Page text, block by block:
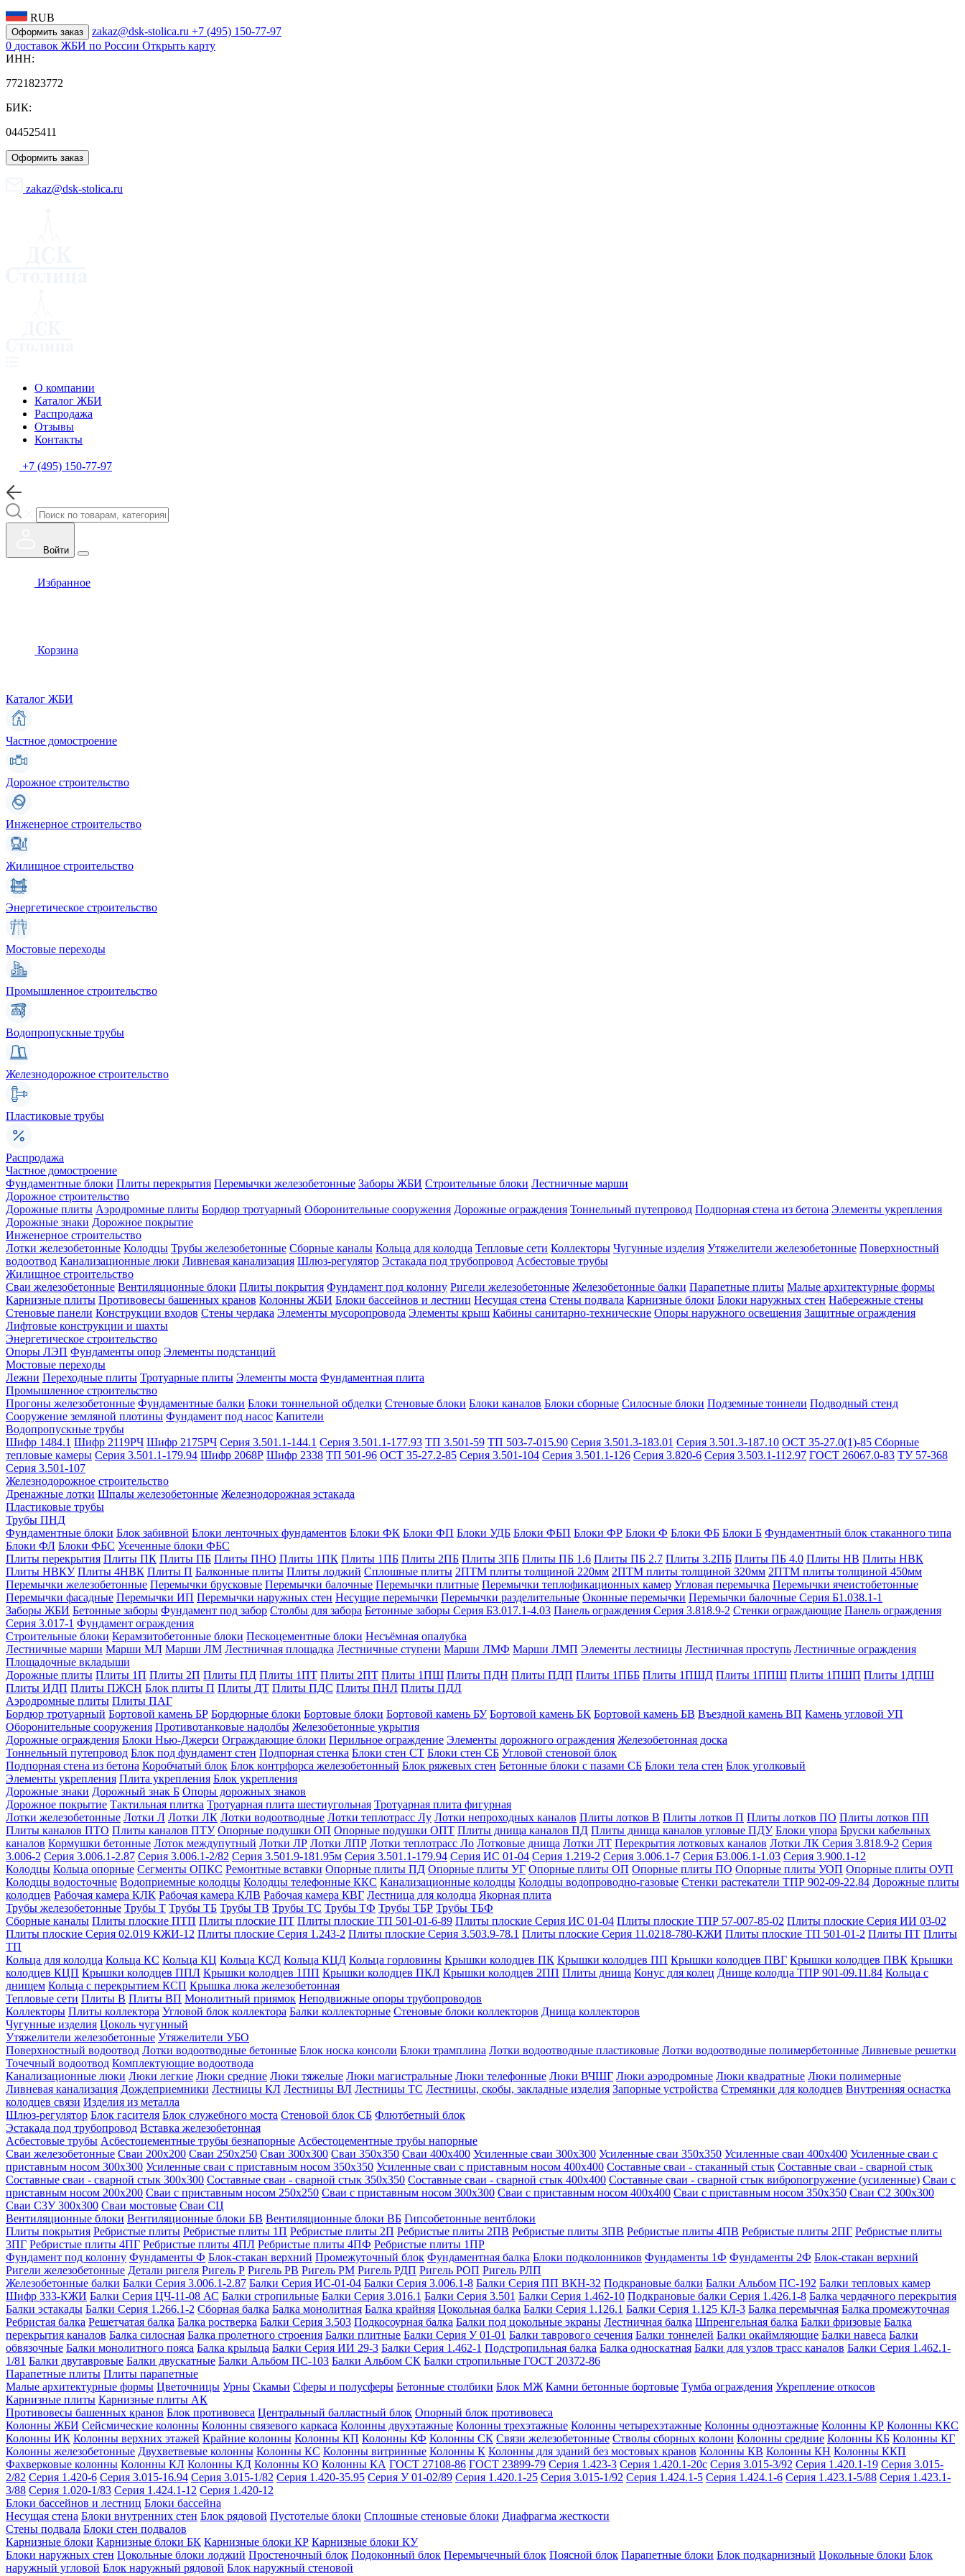
RUB
Оформить заказ zakaz@dsk-stolica.ru +7 (495) 150-77-97
0 доставок ЖБИ по России Открыть карту
ИНН:
7721823772
БИК:
044525411
Оформить заказ
zakaz@dsk-stolica.ru
О компании
Каталог ЖБИ
Распродажа
Отзывы
Контакты
+7 (495) 150-77-97
Войти
Избранное
Корзина
Каталог ЖБИ
Частное домостроение
Дорожное строительство
Инженерное строительство
Жилищное строительство
Энергетическое строительство
Мостовые переходы
Промышленное строительство
Водопропускные трубы
Железнодорожное строительство
Пластиковые трубы
Распродажа
Частное домостроение
Фундаментные блоки Плиты перекрытия Перемычки железобетонные Заборы ЖБИ Строительные блоки Лестничные марши
Дорожное строительство
Дорожные плиты Аэродромные плиты Бордюр тротуарный Оборонительные сооружения Дорожные ограждения Тоннельный путепровод Подпорная стена из бетона Элементы укрепления
Дорожные знаки Дорожное покрытие
Инженерное строительство
Лотки железобетонные Колодцы Трубы железобетонные Сборные каналы Кольца для колодца Тепловые сети Коллекторы Чугунные изделия Утяжелители железобетонные Поверхностный
водоотвод Канализационные люки Ливневая канализация Шлюз-регулятор Эстакада под трубопровод Асбестовые трубы
Жилищное строительство
Сваи железобетонные Вентиляционные блоки Плиты покрытия Фундамент под колонну Ригели железобетонные Железобетонные балки Парапетные плиты Малые архитектурные формы
Карнизные плиты Противовесы башенных кранов Колонны ЖБИ Блоки бассейнов и лестниц Несущая стена Стены подвала Карнизные блоки Блоки наружных стен Набережные стены
Стеновые панели Конструкции входов Стены чердака Элементы мусоропровода Элементы крыш Кабины санитарно-технические Опоры наружного освещения Защитные ограждения
Лифтовые конструкции и шахты
Энергетическое строительство
Опоры ЛЭП Фундаменты опор Элементы подстанций
Мостовые переходы
Лежни Переходные плиты Тротуарные плиты Элементы моста Фундаментная плита
Промышленное строительство
Прогоны железобетонные Фундаментные балки Блоки тоннельной обделки Стеновые блоки Блоки каналов Блоки сборные Силосные блоки Подземные тоннели Подводный стенд
Сооружение земляной плотины Фундамент под насос Капители
Водопропускные трубы
Шифр 1484.1 Шифр 2119РЧ Шифр 2175РЧ Серия 3.501.1-144.1 Серия 3.501.1-177.93 ТП 3.501-59 ТП 503-7-015.90 Серия 3.501.3-183.01 Серия 3.501.3-187.10 ОСТ 35-27.0(1)-85 Сборные
тепловые камеры Серия 3.501.1-179.94 Шифр 2068Р Шифр 2338 ТП 501-96 ОСТ 35-27.2-85 Серия 3.501-104 Серия 3.501.1-126 Серия 3.820-6 Серия 3.503.1-112.97 ГОСТ 26067.0-83 ТУ 57-368
Серия 3.501-107
Железнодорожное строительство
Дренажные лотки Шпалы железобетонные Железнодорожная эстакада
Пластиковые трубы
Трубы ПНД
Фундаментные блоки Блок забивной Блоки ленточных фундаментов Блоки ФК Блоки ФП Блоки УДБ Блоки ФБП Блоки ФР Блоки Ф Блоки ФБ Блоки Б Фундаментный блок стаканного типа
Блоки ФЛ Блоки ФБС Усеченные блоки ФБС
Плиты перекрытия Плиты ПК Плиты ПБ Плиты ПНО Плиты 1ПК Плиты 1ПБ Плиты 2ПБ Плиты 3ПБ Плиты ПБ 1.6 Плиты ПБ 2.7 Плиты 3.2ПБ Плиты ПБ 4.0 Плиты НВ Плиты НВК
Плиты НВКУ Плиты 4НВК Плиты П Балконные плиты Плиты лоджий Сплошные плиты 2ПТМ плиты толщиной 220мм 2ПТМ плиты толщиной 320мм 2ПТМ плиты толщиной 450мм
Перемычки железобетонные Перемычки брусковые Перемычки балочные Перемычки плитные Перемычки теплофикационных камер Угловая перемычка Перемычки ячеистобетонные
Перемычки фасадные Перемычки ИП Перемычки наружных стен Несущие перемычки Перемычки разделительные Оконные перемычки Перемычки балочные Серия Б1.038.1-1
Заборы ЖБИ Бетонные заборы Фундамент под забор Столбы для забора Бетонные заборы Серия Б3.017.1-4.03 Панель ограждения Серия 3.818.9-2 Стенки ограждающие Панель ограждения
Серия 3.017-1 Фундамент ограждения
Строительные блоки Керамзитобетонные блоки Пескоцементные блоки Несъёмная опалубка
Лестничные марши Марши МЛ Марши ЛМ Лестничная площадка Лестничные ступени Марши ЛМФ Марши ЛМП Элементы лестницы Лестничная проступь Лестничные ограждения
Площадочные вкладыши
Дорожные плиты Плиты 1П Плиты 2П Плиты ПД Плиты 1ПТ Плиты 2ПТ Плиты 1ПШ Плиты ПДН Плиты ПДП Плиты 1ПББ Плиты 1ПШД Плиты 1ППШ Плиты 1ПШП Плиты 1ДПШ
Плиты ИДП Плиты ПЖСН Блок плиты П Плиты ДТ Плиты ПДС Плиты ПНЛ Плиты ПДЛ
Аэродромные плиты Плиты ПАГ
Бордюр тротуарный Бортовой камень БР Бордюрные блоки Бортовые блоки Бортовой камень БУ Бортовой камень БК Бортовой камень БВ Въездной камень ВП Камень угловой УП
Оборонительные сооружения Противотанковые надолбы Железобетонные укрытия
Дорожные ограждения Блоки Нью-Джерси Ограждающие блоки Перильное ограждение Элементы дорожного ограждения Железобетонная доска
Тоннельный путепровод Блок под фундамент стен Подпорная стенка Блоки стен СТ Блоки стен СБ Угловой стеновой блок
Подпорная стена из бетона Коробчатый блок Блок контрфорса железобетонный Блок ряжевых стен Бетонные блоки с пазами СБ Блоки тела стен Блок уголковый
Элементы укрепления Плита укрепления Блок укрепления
Дорожные знаки Дорожный знак Б Опоры дорожных знаков
Дорожное покрытие Тактильная плитка Тротуарная плита шестиугольная Тротуарная плита фигурная
Лотки железобетонные Лотки Л Лотки ЛК Лотки водоотводные Лотки теплотрасс Лу Лотки непроходных каналов Плиты лотков В Плиты лотков П Плиты лотков ПО Плиты лотков ПП
Плиты каналов ПТО Плиты каналов ПТУ Опорные подушки ОП Опорные подушки ОПТ Плиты днища каналов ПД Плиты днища каналов угловые ПДУ Блоки упора Бруски кабельных
каналов Кормушки бетонные Лоток междупутный Лотки ЛР Лотки ЛПР Лотки теплотрасс Ло Лотковые днища Лотки ЛТ Перекрытия лотковых каналов Лотки ЛК Серия 3.818.9-2 Серия
3.006-2 Серия 3.006.1-2.87 Серия 3.006.1-2/82 Серия 3.501.9-181.95м Серия 3.501.1-179.94 Серия ИС 01-04 Серия 1.219-2 Серия 3.006.1-7 Серия Б3.006.1-1.03 Серия 3.900.1-12
Колодцы Кольца опорные Сегменты ОПКС Ремонтные вставки Опорные плиты ПД Опорные плиты УГ Опорные плиты ОП Опорные плиты ПО Опорные плиты УОП Опорные плиты ОУП
Колодцы водосточные Водоприемные колодцы Колодцы телефонные ККС Канализационные колодцы Колодцы водопроводно-газовые Стенки растекатели ТПР 902-09-22.84 Дорожные плиты
колодцев Рабочая камера КЛК Рабочая камера КЛВ Рабочая камера КВГ Лестница для колодца Якорная плита
Трубы железобетонные Трубы Т Трубы ТБ Трубы ТВ Трубы ТС Трубы ТФ Трубы ТБР Трубы ТБФ
Сборные каналы Плиты плоские ПТП Плиты плоские ПТ Плиты плоские ТП 501-01-6-89 Плиты плоские Серия ИС 01-04 Плиты плоские ТПР 57-007-85-02 Плиты плоские Серия ИИ 03-02
Плиты плоские Серия 02.019 КЖИ-12 Плиты плоские Серия 1.243-2 Плиты плоские Серия 3.503.9-78.1 Плиты плоские Серия 11.0218-780-КЖИ Плиты плоские ТП 501-01-2 Плиты ПТ Плиты
ТП
Кольца для колодца Кольца КС Кольца КЦ Кольца КСД Кольца КЦД Кольца горловины Крышки колодцев ПК Крышки колодцев ПП Крышки колодцев ПВГ Крышки колодцев ПВК Крышки
колодцев КЦП Крышки колодцев ППЛ Крышки колодцев 1ПП Крышки колодцев ПКЛ Крышки колодцев 2ПП Плиты днища Конус для колец Днище колодца ТПР 901-09.11.84 Кольца с
днищем Кольца с перекрытием КСП Крышка люка железобетонная
Тепловые сети Плиты В Плиты ВП Монолитный приямок Неподвижные опоры трубопроводов
Коллекторы Плиты коллектора Угловой блок коллектора Балки коллекторные Стеновые блоки коллекторов Днища коллекторов
Чугунные изделия Цоколь чугунный
Утяжелители железобетонные Утяжелители УБО
Поверхностный водоотвод Лотки водоотводные бетонные Блок носка консоли Блоки трамплина Лотки водоотводные пластиковые Лотки водоотводные полимербетонные Ливневые решетки
Точечный водоотвод Комплектующие водоотвода
Канализационные люки Люки легкие Люки средние Люки тяжелые Люки магистральные Люки телефонные Люки ВЧШГ Люки аэродромные Люки квадратные Люки полимерные
Ливневая канализация Дождеприемники Лестницы КЛ Лестницы ВЛ Лестницы ТС Лестницы, скобы, закладные изделия Запорные устройства Стремянки для колодцев Внутренняя оснастка
колодцев связи Изделия из металла
Шлюз-регулятор Блок гасителя Блок служебного моста Стеновой блок СБ Флютбетный блок
Эстакада под трубопровод Вставка железобетонная
Асбестовые трубы Асбестоцементные трубы безнапорные Асбестоцементные трубы напорные
Сваи железобетонные Сваи 200х200 Сваи 250х250 Сваи 300х300 Сваи 350х350 Сваи 400х400 Усиленные сваи 300х300 Усиленные сваи 350х350 Усиленные сваи 400х400 Усиленные сваи с
приставным носом 300х300 Усиленные сваи с приставным носом 350х350 Усиленные сваи с приставным носом 400х400 Составные сваи - стаканный стык Составные сваи - сварной стык
Составные сваи - сварной стык 300х300 Составные сваи - сварной стык 350х350 Составные сваи - сварной стык 400х400 Составные сваи - сварной стык вибропогружение (усиленные) Сваи с
приставным носом 200х200 Сваи с приставным носом 250х250 Сваи с приставным носом 300х300 Сваи с приставным носом 400х400 Сваи с приставным носом 350х350 Сваи С2 300х300
Сваи С3У 300х300 Сваи мостовые Сваи СЦ
Вентиляционные блоки Вентиляционные блоки БВ Вентиляционные блоки ВБ Гипсобетонные вентблоки
Плиты покрытия Ребристые плиты Ребристые плиты 1П Ребристые плиты 2П Ребристые плиты 2ПВ Ребристые плиты 3ПВ Ребристые плиты 4ПВ Ребристые плиты 2ПГ Ребристые плиты
3ПГ Ребристые плиты 4ПГ Ребристые плиты 4ПЛ Ребристые плиты 4ПФ Ребристые плиты 1ПР
Фундамент под колонну Фундаменты Ф Блок-стакан верхний Промежуточный блок Фундаментная балка Блоки подколонников Фундаменты 1Ф Фундаменты 2Ф Блок-стакан верхний
Ригели железобетонные Детали ригеля Ригель Р Ригель РВ Ригель РМ Ригель РДП Ригель РОП Ригель РЛП
Железобетонные балки Балки Серия 3.006.1-2.87 Балки Серия ИС-01-04 Балки Серия 3.006.1-8 Балки Серия ПП ВКН-32 Подкрановые балки Балки Альбом ПС-192 Балки тепловых камер
Шифр 333-КЖИ Балки Серия ЦЧ-11-08 АС Балки стропильные Балки Серия 3.016.1 Балки Серия 3.501 Балки Серия 1.462-10 Подкрановые балки Серия 1.426.1-8 Балка чердачного перекрытия
Балки эстакады Балки Серия 1.266.1-2 Сборная балка Балка монолитная Балка крайняя Цокольная балка Балки Серия 1.126.1 Балки Серия 1.125 КЛ-3 Балка перемычная Балка промежуточная
Ребристая балка Решетчатая балка Балка ростверка Балки Серия 3.503 Подкосоурная балка Балки под цокольные экраны Лестничная балка Шпренгельная балка Балки фризовые Балка
перекрытия каналов Балка силосная Балка пролетного строения Балки плитные Балки Серия У 01-01 Балки таврового сечения Балки тоннелей Балки окаймляющие Балки навеса Балки
обвязочные Балки монолитного пояса Балка крыльца Балки Серия ИИ 29-3 Балки Серия 1.462-1 Подстропильная балка Балка односкатная Балки для узлов трасс каналов Балки Серия 1.462.1-
1/81 Балки двутавровые Балки двускатные Балки Альбом ПС-103 Балки Альбом СК Балки стропильные ГОСТ 20372-86
Парапетные плиты Плиты парапетные
Малые архитектурные формы Цветочницы Урны Скамьи Сферы и полусферы Бетонные столбики Блок МЖ Камни бетонные бортовые Тумба ограждения Укрепление откосов
Карнизные плиты Карнизные плиты АК
Противовесы башенных кранов Блок противовеса Центральный балластный блок Опорный блок противовеса
Колонны ЖБИ Сейсмические колонны Колонны связевого каркаса Колонны двухэтажные Колонны трехэтажные Колонны четырехэтажные Колонны одноэтажные Колонны КР Колонны ККС
Колонны ИК Колонны верхних этажей Крайние колонны Колонны КП Колонны КФ Колонны СК Связи железобетонные Стволы сборных колонн Колонны средние Колонны КБ Колонны КГ
Колонны железобетонные Двухветвевые колонны Колонны КС Колонны витринные Колонны К Колонны для зданий без мостовых кранов Колонны КВ Колонны КН Колонны ККП
Фахверковые колонны Колонны КЛ Колонны КД Колонны КО Колонны КА ГОСТ 27108-86 ГОСТ 23899-79 Серия 1.423-3 Серия 1.420.1-20с Серия 3.015-3/92 Серия 1.420.1-19 Серия 3.015-
2/82 Серия 1.420-6 Серия 3.015-16.94 Серия 3.015-1/82 Серия 1.420-35.95 Серия У 01-02/89 Серия 1.420.1-25 Серия 3.015-1/92 Серия 1.424.1-5 Серия 1.424.1-6 Серия 1.423.1-5/88 Серия 1.423.1-
3/88 Серия 1.020-1/83 Серия 1.424.1-12 Серия 1.420-12
Блоки бассейнов и лестниц Блоки бассейна
Несущая стена Блоки внутренних стен Блок рядовой Пустотелые блоки Сплошные стеновые блоки Диафрагма жесткости
Стены подвала Блоки стен подвалов
Карнизные блоки Карнизные блоки БК Карнизные блоки КР Карнизные блоки КУ
Блоки наружных стен Цокольные блоки лоджий Простеночный блок Подоконный блок Перемычечный блок Поясной блок Парапетные блоки Блок подкарнизный Цокольные блоки Блок
наружный угловой Блок наружный рядовой Блок наружный стеновой